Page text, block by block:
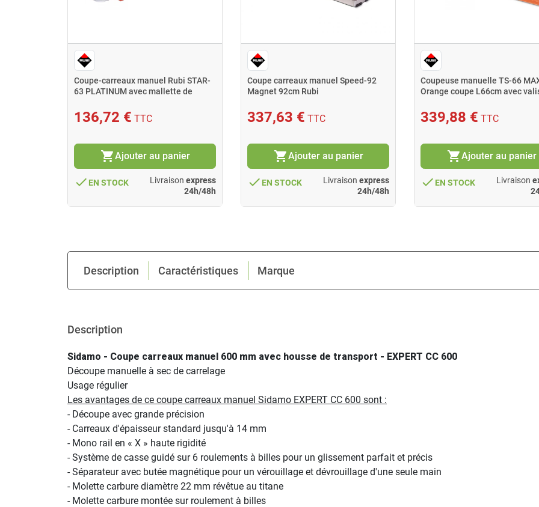
Coupe-carreaux manuel Rubi STAR-
63 PLATINUM avec mallette de
136,72 € TTC
shopping_cartAjouter au panier
done EN STOCK Livraison express
24h/48h
Coupe carreaux manuel Speed-92
Magnet 92cm Rubi
337,63 € TTC
shopping_cartAjouter au panier
done EN STOCK Livraison express
24h/48h
Coupeuse manuelle TS-66
Orange coupe L66cm avec
339,88 € TTC
shopping_cartAjouter au panier
done EN STOCK Livraison
Description Caractéristiques Marque
Description
Sidamo - Coupe carreaux manuel 600 mm avec housse de transport - EXPERT CC 600
Découpe manuelle à sec de carrelage
Usage régulier
Les avantages de ce coupe carreaux manuel Sidamo EXPERT CC 600 sont :
- Découpe avec grande précision
- Carreaux d'épaisseur standard jusqu'à 14 mm
- Mono rail en « X » haute rigidité
- Système de casse guidé sur 6 roulements à billes pour un glissement parfait et précis
- Séparateur avec butée magnétique pour un vérouillage et dévrouillage d'une seule main
- Molette carbure diamètre 22 mm révêtue au titane
- Molette carbure montée sur roulement à billes